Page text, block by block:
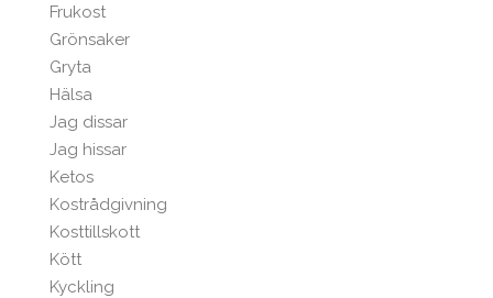
Frukost
Grönsaker
Gryta
Hälsa
Jag dissar
Jag hissar
Ketos
Kostrådgivning
Kosttillskott
Kött
Kyckling